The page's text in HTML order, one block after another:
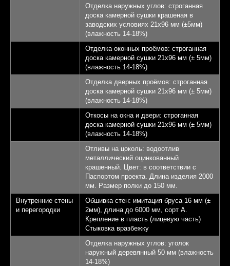
Отделка наружных углов: строганная
доска камерной сушки крашеная в
заводских условиях 21х96 мм (±5мм)
(влажность 14-18%)
Отделка оконных проёмов: строганная
доска камерной сушки 21х96 мм (± 5мм)
(влажность 14-18%)
Отделка дверных проёмов: строганная
доска камерной сушки 21х96 мм (± 5мм)
(влажность 14-18%)
Откосы на окна и двери: строганная
доска камерной сушки 21х96 мм (± 5мм)
(влажность 14-18%)
Отливы на цоколь: водоотлив
металлический оцинкованный
крашенный. Цвет: в соответствии с
Паспортом проекта. Длина изделия 2000
мм. Размер полки до 150 мм.
Внутренние стены
и перегородки
Обшивка стен: имитация бруса 16 мм (±
2мм), длина до 6000 мм, сорт А.
Крепление в пласть (лицевую часть)
Стыковка вразбежку
Отделка наружных углов: уголок
наружный деревянный 50 мм (влажность
14-18%)